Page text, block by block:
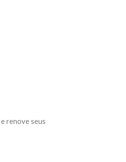
e renove seus